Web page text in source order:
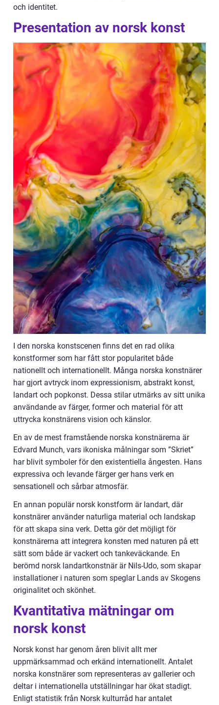
och identitet.
Presentation av norsk konst
I den norska konstscenen finns det en rad olika
konstformer som har fått stor popularitet både
nationellt och internationellt. Många norska konstnärer
har gjort avtryck inom expressionism, abstrakt konst,
landart och popkonst. Dessa stilar utmärks av sitt unika
användande av färger, former och material för att
uttrycka konstnärens vision och känslor.
En av de mest framstående norska konstnärerna är
Edvard Munch, vars ikoniska målningar som ”Skriet”
har blivit symboler för den existentiella ångesten. Hans
expressiva och levande färger ger hans verk en
sensationell och sårbar atmosfär.
En annan populär norsk konstform är landart, där
konstnärer använder naturliga material och landskap
för att skapa sina verk. Detta gör det möjligt för
konstnärerna att integrera konsten med naturen på ett
sätt som både är vackert och tankeväckande. En
berömd norsk landartkonstnär är Nils-Udo, som skapar
installationer i naturen som speglar Lands av Skogens
originalitet och skönhet.
Kvantitativa mätningar om
norsk konst
Norsk konst har genom åren blivit allt mer
uppmärksammad och erkänd internationellt. Antalet
norska konstnärer som representeras av gallerier och
deltar i internationella utställningar har ökat stadigt.
Enligt statistik från Norsk kulturråd har antalet